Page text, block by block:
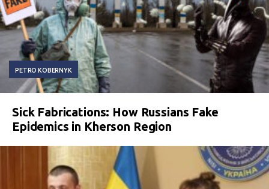
PETRO KOBERNYK
Sick Fabrications: How Russians Fake
Epidemics in Kherson Region